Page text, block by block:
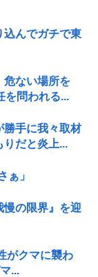
込んでガチで東
危ない場所を
を問われる...
勝手に我々取材
だと炎上...
ぁ」
慢の限界』を迎
がクマに襲わ
...